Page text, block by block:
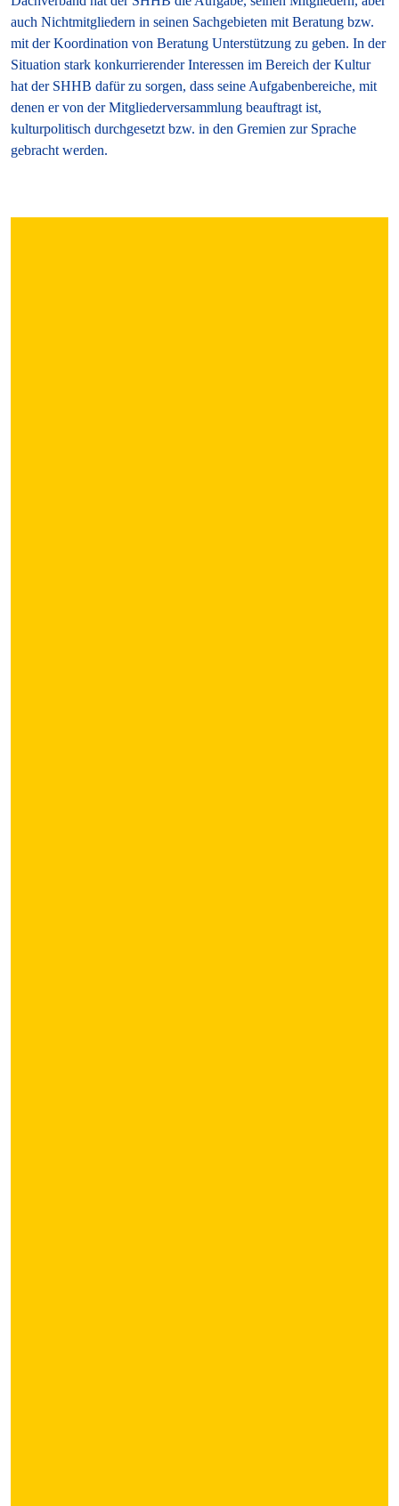
auch Nichtmitgliedern in seinen Sachgebieten mit Beratung bzw.
mit der Koordination von Beratung Unterstützung zu geben. In der
Situation stark konkurrierender Interessen im Bereich der Kultur
hat der SHHB dafür zu sorgen, dass seine Aufgabenbereiche, mit
denen er von der Mitgliederversammlung beauftragt ist,
kulturpolitisch durchgesetzt bzw. in den Gremien zur Sprache
gebracht werden.